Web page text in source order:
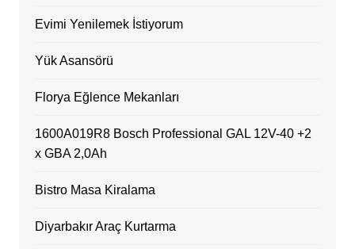
Evimi Yenilemek İstiyorum
Yük Asansörü
Florya Eğlence Mekanları
1600A019R8 Bosch Professional GAL 12V-40 +2
x GBA 2,0Ah
Bistro Masa Kiralama
Diyarbakır Araç Kurtarma